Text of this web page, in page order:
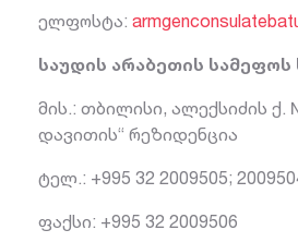
ელფოსტა:
საუდის არაბეთის
მის.: თბილისი, ალექსიძის ქ.
დავითის“ რეზიდენცია
ტელ.: +995 32 2009505;
ფაქსი: +995 32 2009506